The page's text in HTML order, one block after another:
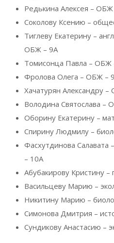
Редькина Алексея –
Соколову Ксению –
Тиглеву Екатерину –
ОБЖ – 9А
Томисонца Павла – ОБЖ
Фролова Олега – ОБЖ –
Хачатурян Александру
Володина Святослава –
Оборину Екатерину –
Спирину Людмилу –
Фасхутдинова
– 10А
Абубакирову Кристину –
Васильцеву Марию –
Никитину Марию –
Симонова Дмитрия –
Сундикову Анастасию –